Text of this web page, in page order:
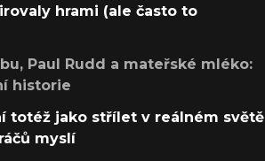
hrami (ale často to
Paul Rudd a mateřské mléko:
historie
totéž jako střílet v reálném světě
myslí